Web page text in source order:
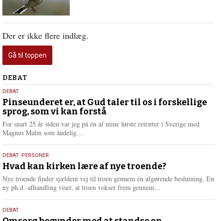
Der er ikke flere indlæg.
Gå til toppen
Debat
DEBAT
5.
august
2026
DEBAT
Pinseunderet er, at Gud taler til os i forskellige
sprog, som vi kan forstå
For snart 25 år siden var jeg på én af mine første retræter i Sverige med
Magnus Malm som åndelig…
e
r
e
25.
juli
2026
DEBAT, PERSONER
Hvad kan kirken lære af nye troende?
Nye troende finder sjældent vej til troen gennem én afgørende beslutning. En
ny ph.d.-afhandling viser, at troen vokser frem gennem…
9.
DEBAT